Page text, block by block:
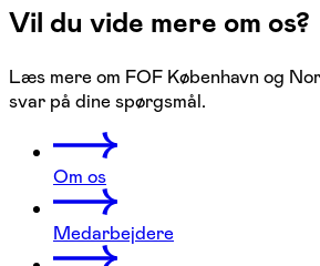
Vil du vide mere om os?
Læs mere om FOF København og
svar på dine spørgsmål.
Om os
Medarbejdere